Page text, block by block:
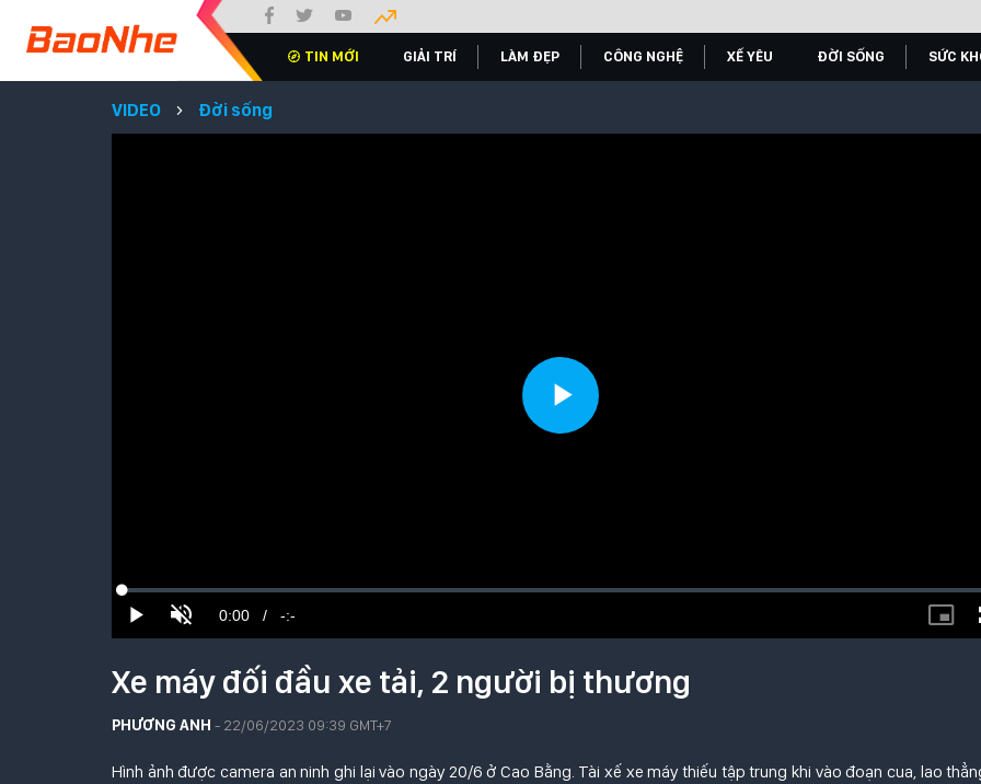
TIN MỚI GIẢI TRÍ LÀM ĐẸP CÔNG NGHỆ XẾ YÊU ĐỜI SỐNG SỨC
VIDEO Đời sống
Xe máy đối đầu xe tải, 2 người bị thương
PHƯƠNG ANH - 22/06/2023 09:39 GMT+7
Hình ảnh được camera an ninh ghi lại vào ngày 20/6 ở Cao Bằng. Tài xế xe máy thiếu tập trung khi vào đoạn cua, lao